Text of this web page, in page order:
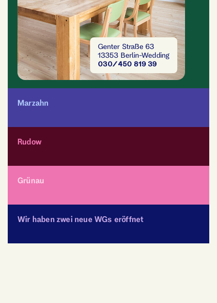
Genter Straße 63
13353 Berlin-Wedding
030/450 819 39
Marzahn
Rudow
Grünau
Wir haben zwei neue WGs eröffnet